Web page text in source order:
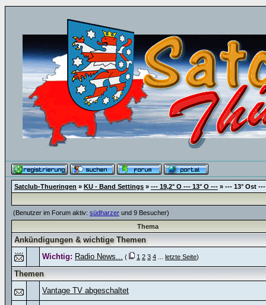
Satclub-Thueringen » KU - Band Settings » --- 19,2° O --- 13° O --- » --- 13° Ost ---
(Benutzer im Forum aktiv: südharzer und 9 Besucher)
Thema
Ankündigungen & wichtige Themen
Wichtig: Radio News... ( 1 2 3 4 letzte Seite)
Themen
Vantage TV abgeschaltet